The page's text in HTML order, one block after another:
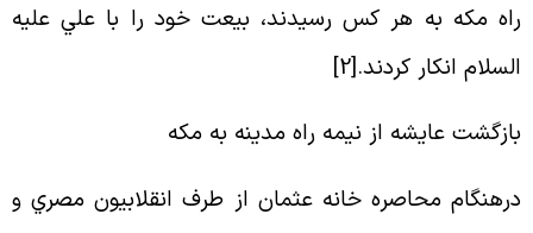
مكه به هر كس رسيدند، بيعت خود را با علي عليه
انكار كردند.[
2
]
عايشه از نيمه راه مدينه به مكه
محاصره خانه عثمان از طرف انقلابيون مصري و